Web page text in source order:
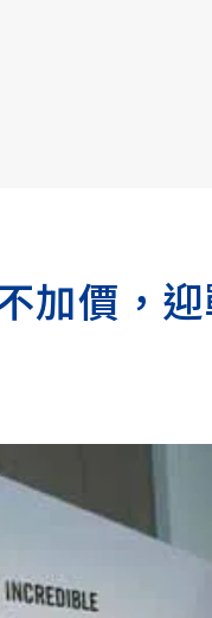
加價，